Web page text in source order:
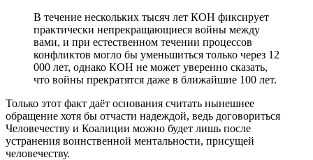
В течение нескольких тысяч лет КОН фиксирует
практически непрекращающиеся войны между
вами, и при естественном течении процессов
конфликтов могло бы уменьшиться только через 12
000 лет, однако КОН не может уверенно сказать,
что войны прекратятся даже в ближайшие 100 лет.
Только этот факт даёт основания считать нынешнее
обращение хотя бы отчасти надеждой, ведь договориться
Человечеству и Коалиции можно будет лишь после
устранения воинственной ментальности, присущей
человечеству.